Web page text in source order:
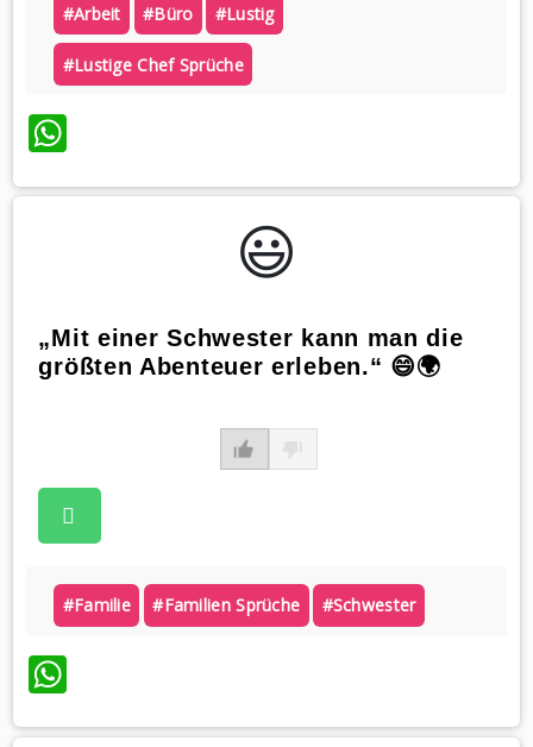
#arbeit #büro #lustig
#lustige Chef Sprüche
WhatsApp
😃️
„Mit einer Schwester kann man die
größten Abenteuer erleben.“ 😄🌍
#familie #familien Sprüche #schwester
WhatsApp